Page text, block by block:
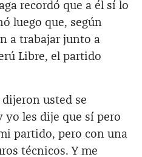
recordó que a él sí lo
luego que, según
a trabajar junto a
Libre, el partido
usted se
yo les dije que sí pero
partido, pero con una
técnicos. Y me